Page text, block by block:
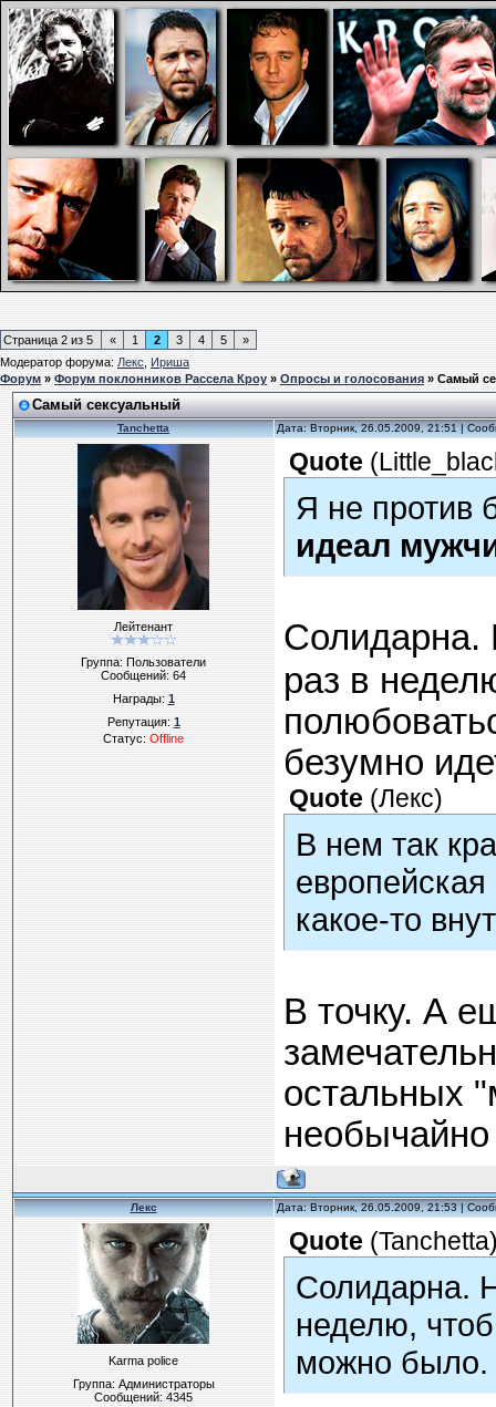
Страница 2 из 5 « 1 2 3 4 5
»
Модератор форума:Лекс,Ириша
Форум»Форум поклонников Рассела Кроу»Опросы и голосования»Самый
Самый сексуальный
Tanchetta Дата: Вторник, 26.05.2009, 21:51 |
Лейтенант
Группа: Пользователи
Сообщений:64
Награды:1
Репутация:1
Статус:Offline
Quote (
Я не против
идеал
Солидарна.
раз в
безумно
Quote (Лекс)
В нем так
какое-то
В точку. А
остальных
необычайно
Лекс Дата: Вторник, 26.05.2009, 21:53 |
Karma police
Группа: Администраторы
Сообщений:4345
Quote (Tanchetta
Солидарна.
неделю,
можно было.